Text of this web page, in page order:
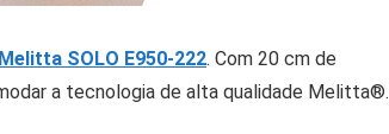
Melitta SOLO E950-222. Com 20 cm de
a tecnologia de alta qualidade Melitta®.